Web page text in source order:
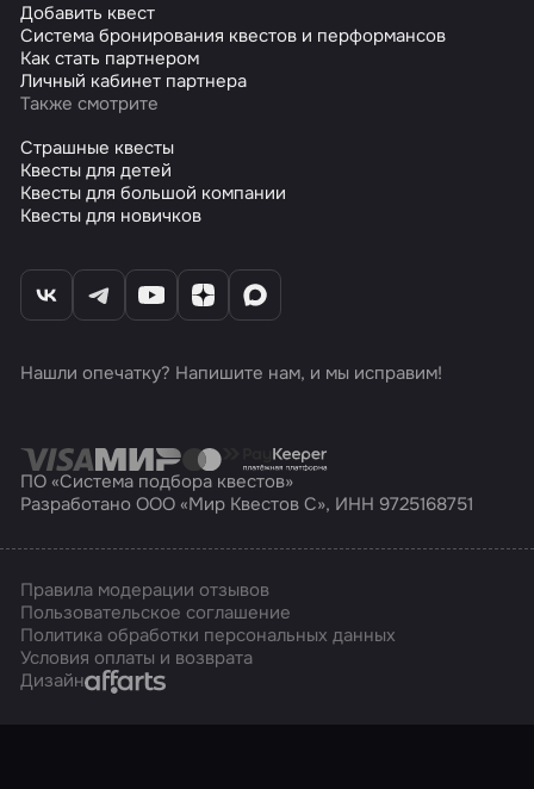
Добавить квест
Система бронирования квестов и перформансов
Как стать партнером
Личный кабинет партнера
Также смотрите
Страшные квесты
Квесты для детей
Квесты для большой компании
Квесты для новичков
Нашли опечатку? Напишите нам, и мы исправим!
ПО «Система подбора квестов»
Разработано ООО «Мир Квестов С», ИНН 9725168751
Правила модерации отзывов
Пользовательское соглашение
Политика обработки персональных данных
Условия оплаты и возврата
ДизайнAffarts